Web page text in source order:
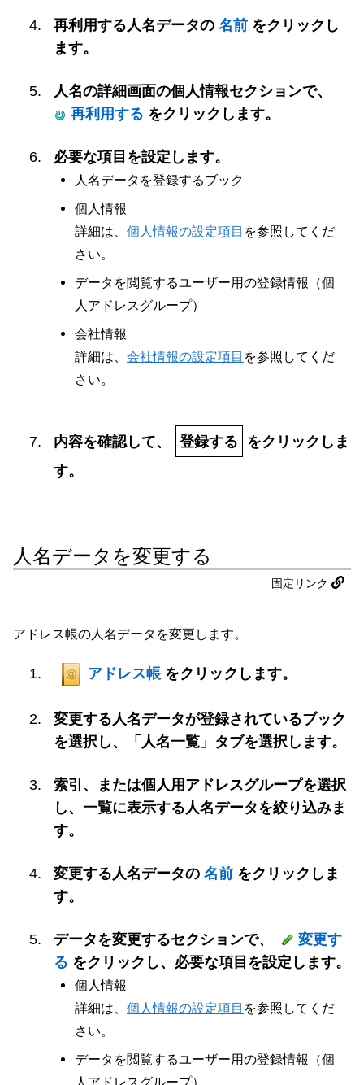
再利用する人名データの 名前 をクリックし
ます。
人名の詳細画面の個人情報セクションで、
再利用する をクリックします。
必要な項目を設定します。
人名データを登録するブック
個人情報
詳細は、 個人情報の設定項目 を参照してくだ
さい。
データを閲覧するユーザー用の登録情報（個
人アドレスグループ）
会社情報
詳細は、 会社情報の設定項目 を参照してくだ
さい。
内容を確認して、 登録する
をクリックしま
す。
人名データを変更する
固定リンク
アドレス帳の人名データを変更します。
アドレス帳 をクリックします。
変更する人名データが登録されているブック
を選択し、「人名一覧」タブを選択します。
索引、または個人用アドレスグループを選択
し、一覧に表示する人名データを絞り込みま
す。
変更する人名データの 名前 をクリックしま
す。
データを変更するセクションで、
変更す
る をクリックし、必要な項目を設定します。
個人情報
詳細は、 個人情報の設定項目 を参照してくだ
さい。
データを閲覧するユーザー用の登録情報（個
人アドレスグループ）